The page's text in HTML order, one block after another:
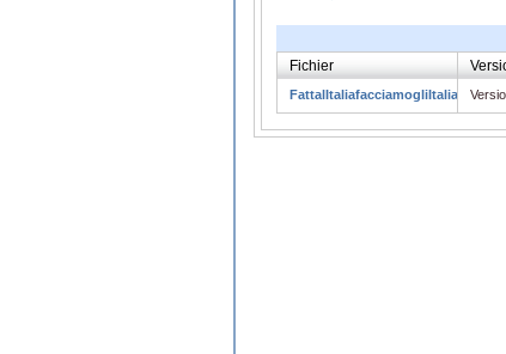
Fichier
FattalItaliafacciamogliItaliani.pdf